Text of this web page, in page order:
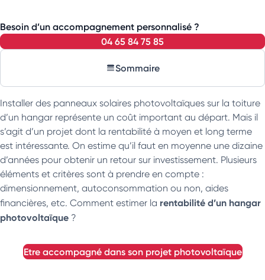
Besoin d’un accompagnement personnalisé ?
04 65 84 75 85
Sommaire
Installer des panneaux solaires photovoltaïques sur la toiture
d’un hangar représente un coût important au départ. Mais il
s’agit d’un projet dont la rentabilité à moyen et long terme
est intéressante. On estime qu’il faut en moyenne une dizaine
d’années pour obtenir un retour sur investissement. Plusieurs
éléments et critères sont à prendre en compte :
dimensionnement, autoconsommation ou non, aides
financières, etc. Comment estimer la rentabilité d’un hangar
photovoltaïque ?
etre accompagné dans son projet photovoltaïque